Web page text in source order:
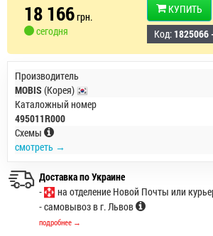
18 166грн.
сегодня
КУПИТЬ
Код: 1825066
Производитель
MOBIS (Корея)
Каталожный номер
495011R000
Схемы
смотреть →
Доставка по Украине
-
на отделение Новой Почты или
- самовывоз в г. Львов
подробнее →